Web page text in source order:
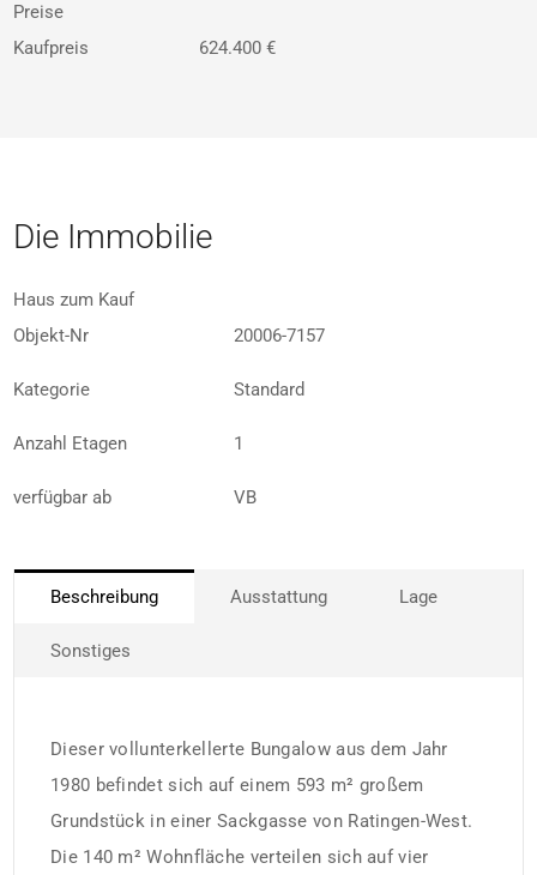
Preise
Kaufpreis
624.400 €
Die Immobilie
Haus zum Kauf
Objekt-Nr
20006-7157
Kategorie Standard
Anzahl Etagen 1
verfügbar ab VB
Beschreibung Ausstattung Lage
Sonstiges
Dieser vollunterkellerte Bungalow aus dem Jahr
1980 befindet sich auf einem 593 m² großem
Grundstück in einer Sackgasse von Ratingen-West.
Die 140 m² Wohnfläche verteilen sich auf vier